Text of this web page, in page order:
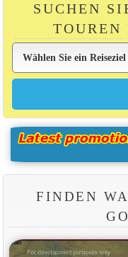
SUCHEN
FINDEN